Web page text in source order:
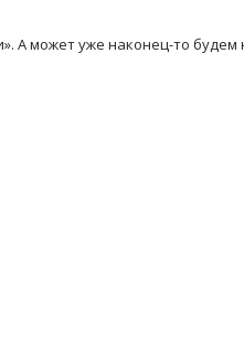
А может уже наконец-то будем